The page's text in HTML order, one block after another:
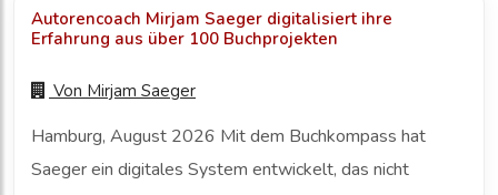
Autorencoach Mirjam Saeger digitalisiert ihre
Erfahrung aus über 100 Buchprojekten
Von Mirjam Saeger
Hamburg, August 2026 Mit dem Buchkompass hat
Saeger ein digitales System entwickelt, das nicht